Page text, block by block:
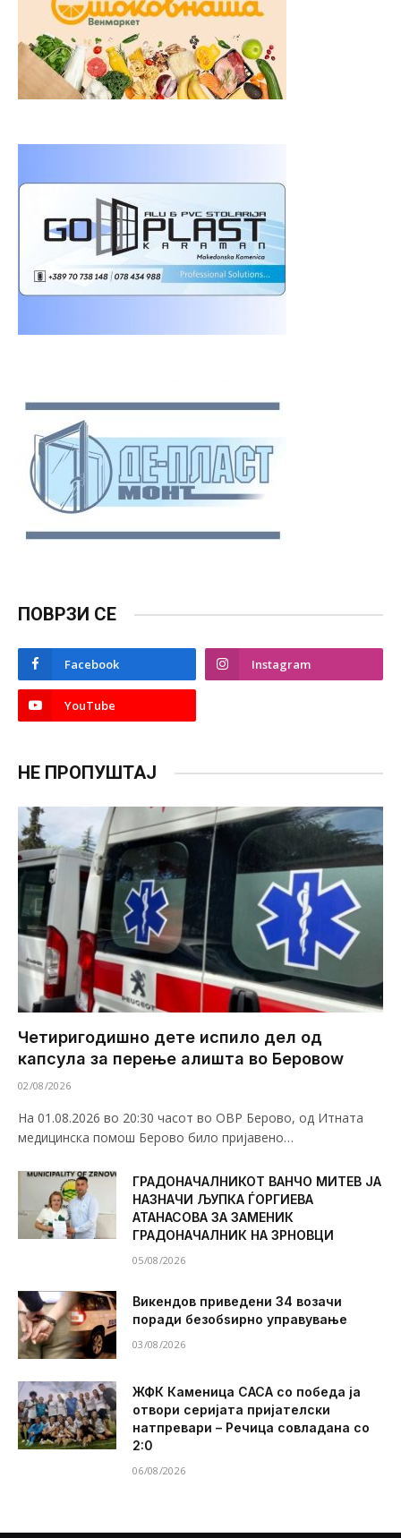
ПОВРЗИ СЕ
Facebook Instagram
YouTube
НЕ ПРОПУШТАЈ
Четиригодишно дете испило дел од
капсула за перење алишта во Беровоw
02/08/2026
На 01.08.2026 во 20:30 часот во ОВР Берово, од Итната
медицинска помош Берово било пријавено…
ГРАДОНАЧАЛНИКОТ ВАНЧО МИТЕВ ЈА
НАЗНАЧИ ЉУПКА ЃОРГИЕВА
АТАНАСОВА ЗА ЗАМЕНИК
ГРАДОНАЧАЛНИК НА ЗРНОВЦИ
05/08/2026
Викендов приведени 34 возачи
поради безобѕирно управување
03/08/2026
ЖФК Каменица САСА со победа ја
отвори серијата пријателски
натпревари – Речица совладана со
2:0
06/08/2026